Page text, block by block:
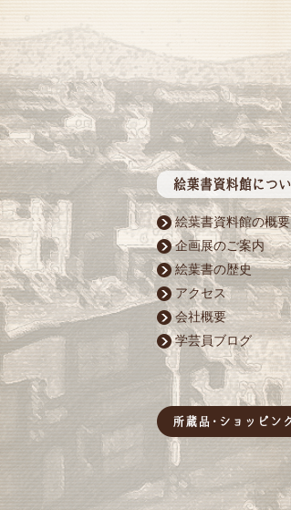
絵葉書資料館の概要
企画展のご案内
絵葉書の歴史
アクセス
会社概要
学芸員ブログ